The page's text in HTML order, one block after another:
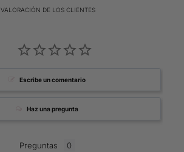
VALORACIÓN DE LOS CLIENTES
Escribe un comentario
Haz una pregunta
Preguntas